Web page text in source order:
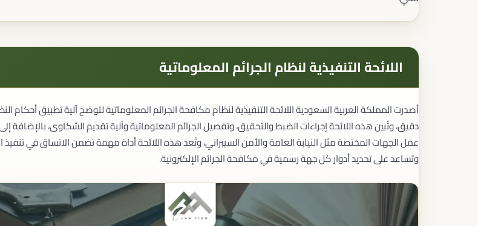
الإقامة المميزة
إقامة الموهوبين
إقامة رواد الأعمال
الاستشارات القانونية
الاستشارات للشركات
الاستشارات للأفراد
الرأي القانوني
مراجعة المخاطر القانونية
الحوكمة الرياضية
المحتوى المحلي
الامتثال لمتطلبات
استشارات المحتوى
اللائحة التنفيذية لنظام الجرائم المعلوماتية
أصدرت المملكة العربية السعودية اللائحة التنفيذية لنظام مكافحة الجرائم المعلوماتية لتوضح آلية تطبيق أحكام
دقيق، وتُبين هذه اللائحة إجراءات الضبط والتحقيق، وتفصيل الجرائم المعلوماتية وآلية تقديم الشكاوى، بالإضافة
عمل الجهات المختصة مثل النيابة العامة والأمن السيبراني، وتُعد هذه اللائحة أداة مهمة تضمن الاتساق في تنفيذ
وتساعد على تحديد أدوار كل جهة رسمية في مكافحة الجرائم الإلكترونية.